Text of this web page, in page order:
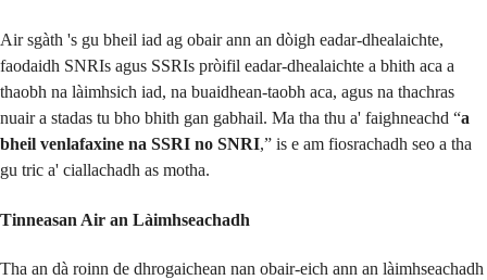
Air sgàth 's gu bheil iad ag obair ann an dòigh eadar-dhealaichte,
faodaidh SNRIs agus SSRIs pròifil eadar-dhealaichte a bhith aca a
thaobh na làimhsich iad, na buaidhean-taobh aca, agus na thachras
nuair a stadas tu bho bhith gan gabhail. Ma tha thu a' faighneachd “a
bheil venlafaxine na SSRI no SNRI,” is e am fiosrachadh seo a tha
gu tric a' ciallachadh as motha.
Tinneasan Air an Làimhseachadh
Tha an dà roinn de dhrogaichean nan obair-eich ann an làimhseachadh